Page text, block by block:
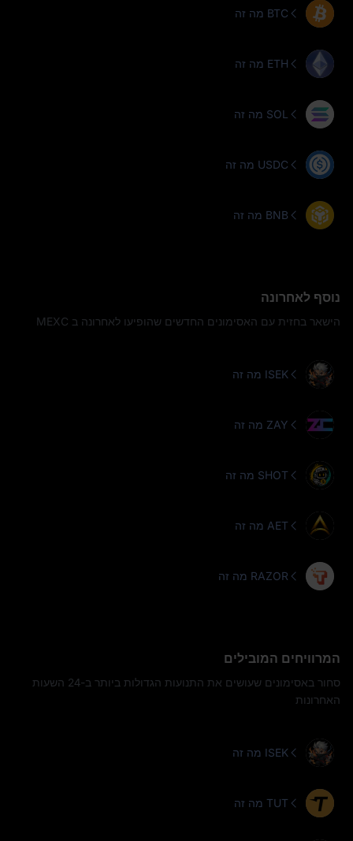
מה זה BTC
מה זה ETH
מה זה SOL
מה זה USDC
מה זה BNB
נוסף לאחרונה
הישאר בחזית עם האסימונים החדשים שהופיעו לאחרונה ב MEXC
מה זה ISEK
מה זה ZAY
מה זה SHOT
מה זה AET
מה זה RAZOR
המרוויחים המובילים
סחור באסימונים שעושים את התנועות הגדולות ביותר ב-24 השעות
האחרונות
מה זה ISEK
מה זה TUT